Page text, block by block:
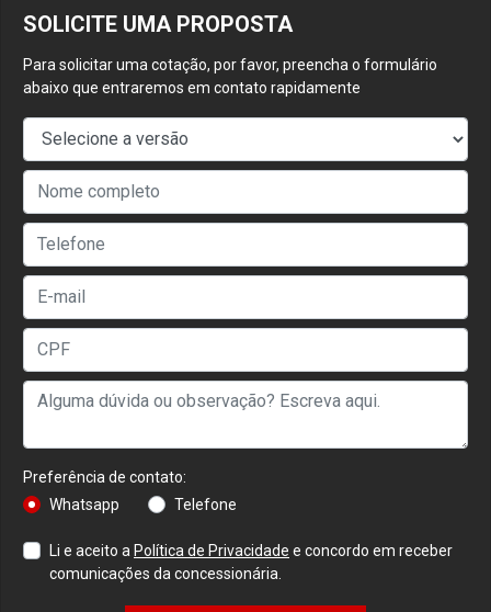
SOLICITE UMA PROPOSTA
Para solicitar uma cotação, por favor, preencha o formulário
abaixo que entraremos em contato rapidamente
Preferência de contato:
Whatsapp
Telefone
Li e aceito a Política de Privacidade e concordo em receber
comunicações da concessionária.